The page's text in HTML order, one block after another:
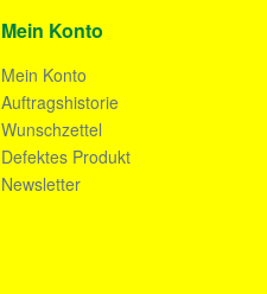
Mein Konto
Mein Konto
Auftragshistorie
Wunschzettel
Defektes Produkt
Newsletter